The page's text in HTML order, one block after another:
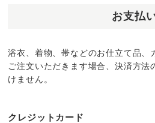
お支払
浴衣、着物、帯などのお仕立て品、
ご注文いただきます場合、決済方法
けません。
クレジットカード